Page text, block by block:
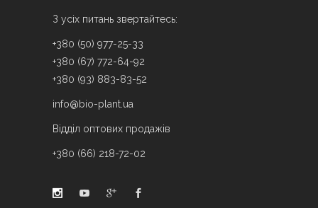
З усіх питань звертайтесь:
+380 (50) 977-25-33
+380 (67) 772-64-92
+380 (93) 883-83-52
info@bio-plant.ua
Відділ оптових продажів
+380 (66) 218-72-02